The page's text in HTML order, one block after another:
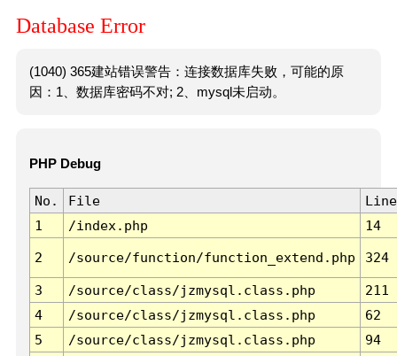
Database Error
(1040) 365建站错误警告：连接数据库失败，可能的原
因：1、数据库密码不对; 2、mysql未启动。
PHP Debug
No. File
Line
1
/index.php 14
2 /source/function/function_extend.php 324
3 /source/class/jzmysql.class.php
211
4
/source/class/jzmysql.class.php
62
5
/source/class/jzmysql.class.php
94